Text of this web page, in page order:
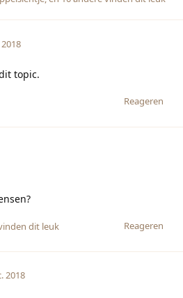
topic.
Reageren
Reageren
dit leuk
2018